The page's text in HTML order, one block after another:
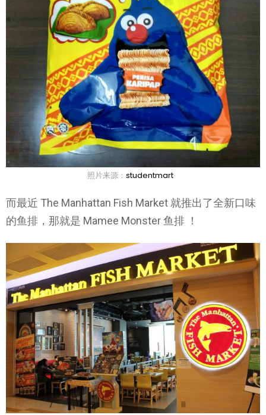
照片来源： studentmart
而最近 The Manhattan Fish Market 就推出了全新口味
的鱼排，那就是 Mamee Monster 鱼排 ！